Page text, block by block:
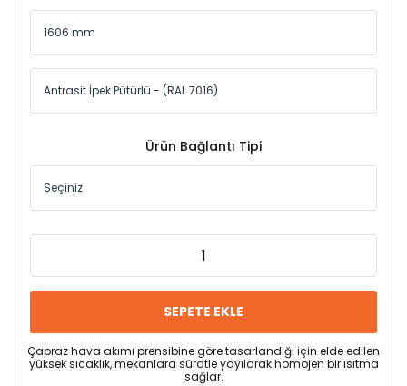
Ürün Bağlantı Tipi
SEPETE EKLE
Çapraz hava akımı prensibine göre tasarlandığı için elde edilen
yüksek sıcaklık, mekanlara süratle yayılarak homojen bir ısıtma
sağlar.